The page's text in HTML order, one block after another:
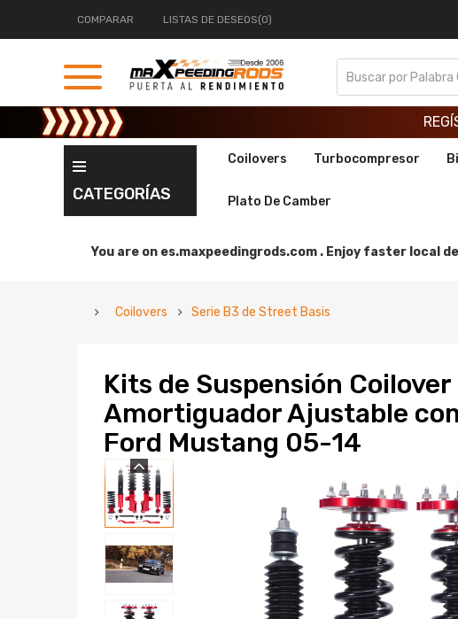
COMPARAR LISTAS DE DESEOS(0)
CATEGORÍAS
Coilovers Turbocompresor
Plato De Camber
You are on es.maxpeedingrods.com . Enjoy faster local
Coilovers Serie B3 de Street Basis
Kits de Suspensión
Amortiguador Ajustable
Ford Mustang 05-14